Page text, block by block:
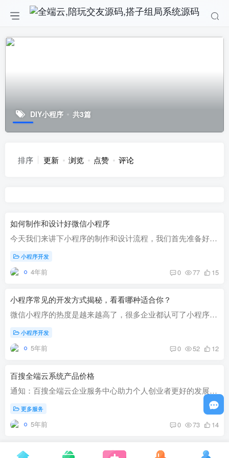
DIY小程序 共3篇
排序 更新 浏览 点赞 评论
如何制作和设计好微信小程序
今天我们来讲下小程序的制作和设计流程，我们首先准备好素材，和设计的灵感最为关键，想好要设计的风格和行业我们就可以开始来制作小程序啦！ 我们准备好素材根据自己需要设计的小程序行业来用...
小程序开发
4年前 0 77 15
小程序常见的开发方式揭秘，看看哪种适合你？
微信小程序的热度是越来越高了，很多企业都认可了小程序的营销价值，而且相对那些比较占手机内存还要下载的APP而言，小程序的出现反而更能受到大众的接纳。那么，日常所使用的一些小程序是怎么...
小程序开发
5年前 0 52 12
百搜全端云系统产品价格
通知：百搜全端云企业服务中心助力个人创业者更好的发展微生态，如果你是个人创业者或个体工商户请联系官网客户QQ将得到更优惠的价格。以下价格为企业购买系统价格。 [go_pricing id='wx'] [go_...
更多服务
5年前 0 73 14